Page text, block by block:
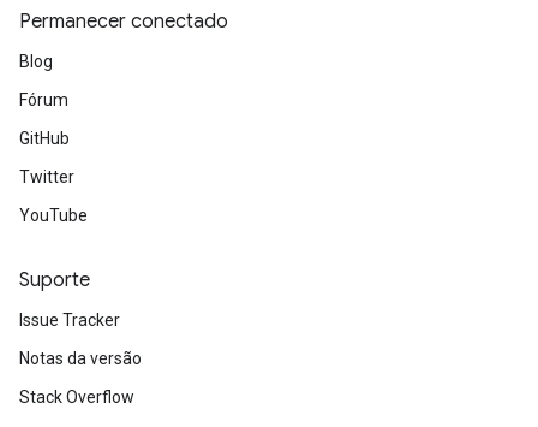
Permanecer conectado
Blog
Fórum
GitHub
Twitter
YouTube
Suporte
Issue Tracker
Notas da versão
Stack Overflow